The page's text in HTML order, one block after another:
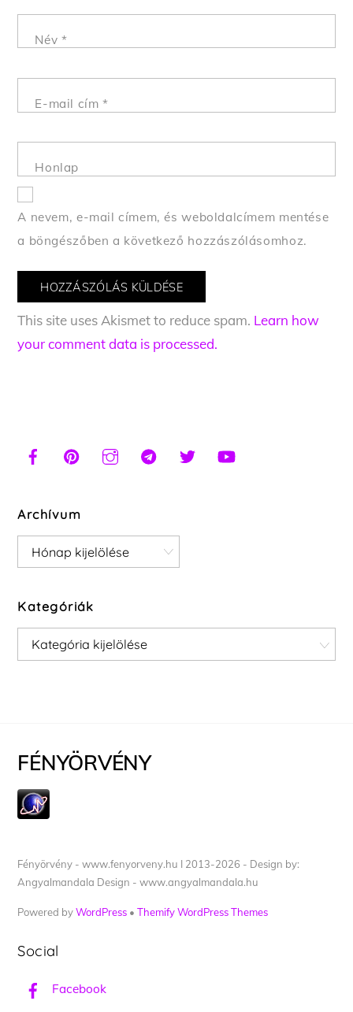
Név *
E-mail cím*
Honlap
A nevem, e-mail címem, és weboldalcímem mentése
a böngészőben a következő hozzászólásomhoz.
This site uses Akismet to reduce spam. Learn how
your comment data is processed.
Archívum
Archívum
Kategóriák
Kategóriák
FÉNYÖRVÉNY
Fényörvény - www.fenyorveny.hu I 2013-2026 - Design by:
Angyalmandala Design - www.angyalmandala.hu
Powered byWordPress •Themify WordPress Themes
Social
Facebook